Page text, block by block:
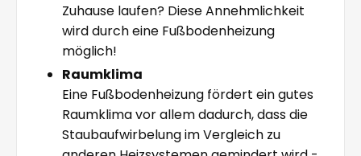
Zuhause laufen? Diese Annehmlichkeit
wird durch eine Fußbodenheizung
möglich!
Raumklima
Eine Fußbodenheizung fördert ein gutes
Raumklima vor allem dadurch, dass die
Staubaufwirbelung im Vergleich zu